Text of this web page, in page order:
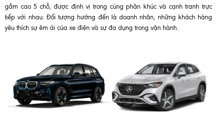
gầm cao 5 chỗ, được định vị trong cùng phân khúc và cạnh tranh trực
tiếp với nhau. Đối tượng hướng đến là doanh nhân, những khách hàng
yêu thích sự êm ái của xe điện và sự đa dụng trong vận hành.